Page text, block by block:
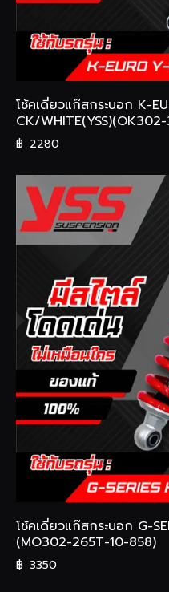
โช้คเดี่ยวแก๊สกระบอก K-
CK/
฿ 2280
โช้คเดี่ยวแก๊สกระบอก G-
(MO302-265T-10-858)
฿ 3350